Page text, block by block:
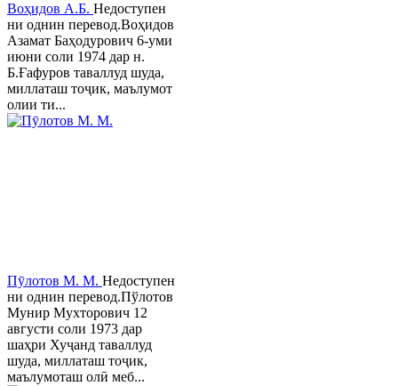
Воҳидов А.Б. Недоступен
ни однин перевод.Воҳидов
Азамат Баҳодурович 6-уми
июни соли 1974 дар н.
Б.Ғафуров таваллуд шуда,
миллаташ тоҷик, маълумот
олии ти...
Пӯлотов М. М. Недоступен
ни однин перевод.Пўлотов
Мунир Мухторович 12
августи соли 1973 дар
шаҳри Хуҷанд таваллуд
шуда, миллаташ тоҷик,
маълумоташ олӣ меб...